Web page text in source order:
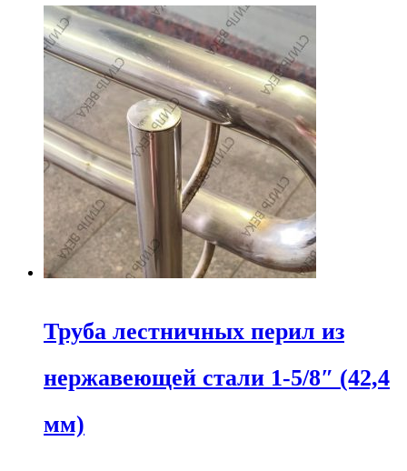
Труба лестничных перил из
нержавеющей стали 1-5/8″ (42,4
мм)